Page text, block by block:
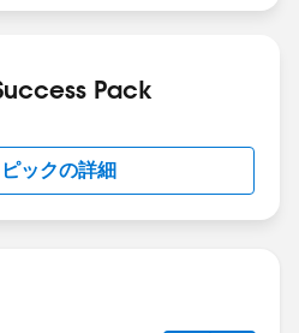
Pack
ックの詳細